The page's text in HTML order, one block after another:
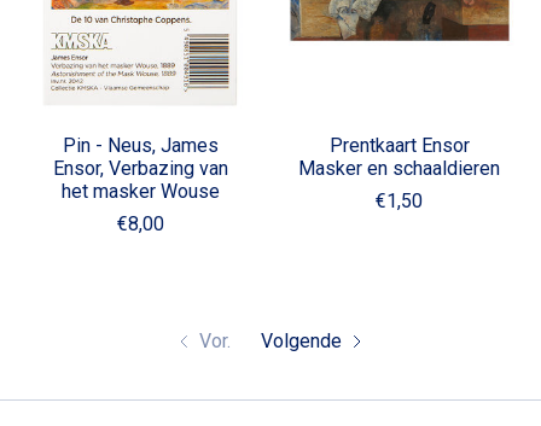
Pin - Neus, James
Ensor, Verbazing van
het masker Wouse
€8,00
Prentkaart Ensor
Masker en schaaldieren
€1,50
Vor. Volgende